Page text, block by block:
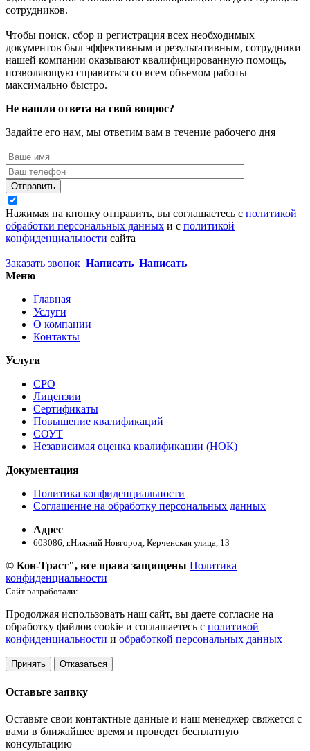
сотрудников.
Чтобы поиск, сбор и регистрация всех необходимых
документов был эффективным и результативным, сотрудники
нашей компании оказывают квалифицированную помощь,
позволяющую справиться со всем объемом работы
максимально быстро.
Не нашли ответа на свой вопрос?
Задайте его нам, мы ответим вам в течение рабочего дня
Отправить
Нажимая на кнопку отправить, вы соглашаетесь с политикой
обработки персональных данных и с политикой
конфиденциальности сайта
Заказать звонок Написать Написать
Меню
Главная
Услуги
О компании
Контакты
Услуги
СРО
Лицензии
Сертификаты
Повышение квалификаций
СОУТ
Независимая оценка квалификации (НОК)
Документация
Политика конфиденциальности
Соглашение на обработку персональных данных
Адрес
603086, г.Нижний Новгород, Керченская улица, 13
© Кон-Траст", все права защищены Политика
конфиденциальности
Сайт разработали:
Продолжая использовать наш сайт, вы даете согласие на
обработку файлов cookie и соглашаетесь с политикой
конфиденциальности и обработкой персональных данных
Принять Отказаться
Оставьте заявку
Оставьте свои контактные данные и наш менеджер свяжется с
вами в ближайшее время и проведет бесплатную
консультацию